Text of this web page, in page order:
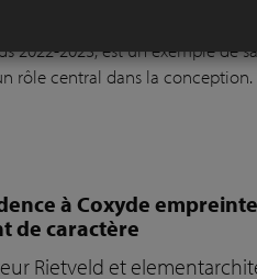
de l'entreprise de
2022-2023, est un exemple de
rôle central dans la conception.
à Coxyde
de caractère
Rietveld et